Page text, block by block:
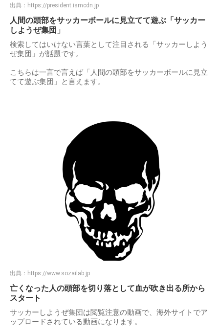
出典： https://president.ismcdn.jp
人間の頭部をサッカーボールに見立てて遊ぶ「サッカー
しようぜ集団」
検索してはいけない言葉として注目される「サッカーしよう
ぜ集団」が話題です。
こちらは一言で言えば「人間の頭部をサッカーボールに見立
てて遊ぶ集団」と言えます。
出典： https://www.sozailab.jp
亡くなった人の頭部を切り落として血が吹き出る所から
スタート
サッカーしようぜ集団は閲覧注意の動画で、海外サイトでア
ップロードされている動画になります。